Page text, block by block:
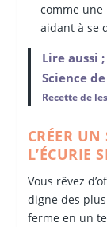
comme une
aidant à se
Lire aussi
Science
Recette de
CRÉER
L’ÉCURIE
Vous rêvez
digne des
ferme en un